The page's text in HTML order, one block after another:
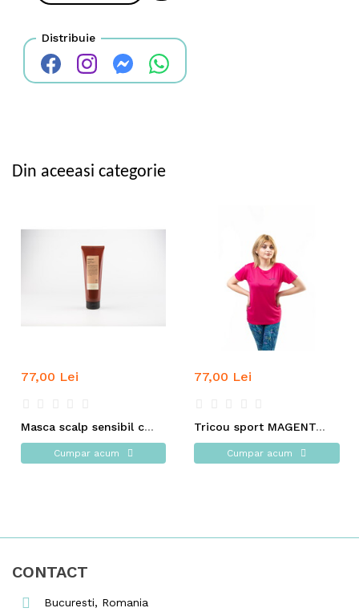
Distribuie
Din aceeasi categorie
77,00 Lei
Masca scalp sensibil cu extract de dovleac - INSIGHT
Cumpar acum
77,00 Lei
Tricou sport MAGENTA cu mesaj Breathe IN Breathe OUT
Cumpar acum
CONTACT
Bucuresti, Romania